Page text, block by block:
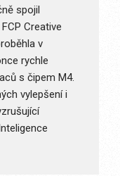
spojil
Creative
v
rychle
s čipem M4.
vylepšení i